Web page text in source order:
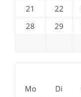
21
22
28
29
Mo
Di